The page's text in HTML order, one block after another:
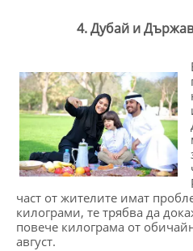
4. Дубай и
част от жителите имат
килограми, те трябва да
повече килограма от
август.